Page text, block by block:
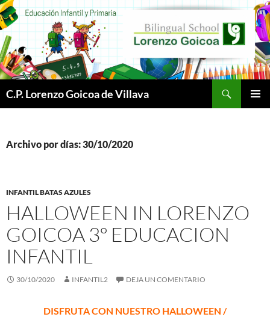
C.P. Lorenzo Goicoa de Villava
Archivo por días: 30/10/2020
INFANTIL BATAS AZULES
HALLOWEEN IN LORENZO
GOICOA 3º EDUCACION
INFANTIL
30/10/2020 INFANTIL2 DEJA UN COMENTARIO
DISFRUTA CON NUESTRO HALLOWEEN /